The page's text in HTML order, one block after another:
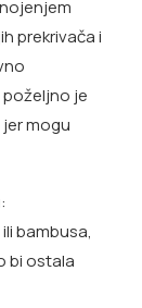
prekrivača i
je
mogu
bambusa,
bi ostala